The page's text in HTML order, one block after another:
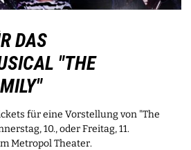
DAS
"THE
für eine Vorstellung von "The
10., oder Freitag, 11.
Metropol Theater.